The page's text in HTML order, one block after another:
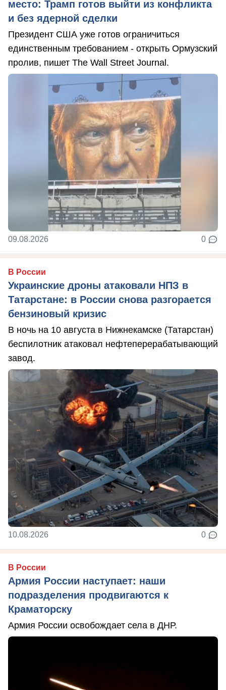
место: Трамп готов выйти из конфликта
и без ядерной сделки
Президент США уже готов ограничиться
единственным требованием - открыть Ормузский
пролив, пишет The Wall Street Journal.
09.08.2026 0
В России
Украинские дроны атаковали НПЗ в
Татарстане: в России снова разгорается
бензиновый кризис
В ночь на 10 августа в Нижнекамске (Татарстан)
беспилотник атаковал нефтеперерабатывающий
завод.
10.08.2026 0
В России
Армия России наступает: наши
подразделения продвигаются к
Краматорску
Армия России освобождает села в ДНР.